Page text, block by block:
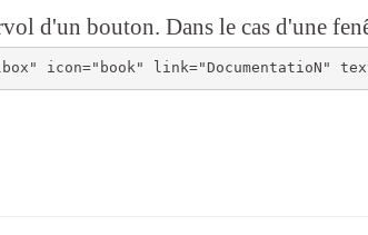
d'un bouton. Dans le cas d'une